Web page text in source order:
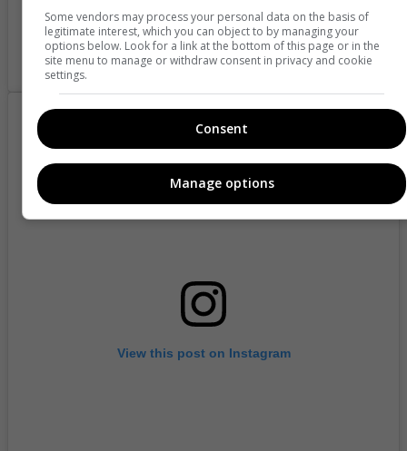
A post shared by AIDA VICTORIA MERLANO (@aidavictoriam)
View this post on Instagram
Some vendors may process your personal data on the basis of
legitimate interest, which you can object to by managing your
options below. Look for a link at the bottom of this page or in the
site menu to manage or withdraw consent in privacy and cookie
settings.
Consent
Manage options